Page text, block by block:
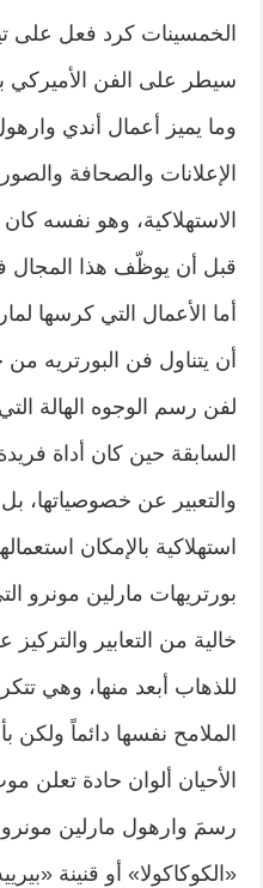
الخمسينات كرد فعل على
سيطر على الفن الأميركي
وما يميز أعمال أندي
الإعلانات والصحافة
الاستهلاكية، وهو نفسه
قبل أن يوظّف هذا المجال
أما الأعمال التي كرسها
أن يتناول فن البورتريه
لفن رسم الوجوه الهالة
السابقة حين كان أداة
والتعبير عن خصوصياتها،
استهلاكية بالإمكان
بورتريهات مارلين مونرو
خالية من التعابير
للذهاب أبعد منها، وهي
الملامح نفسها دائماً
الأحيان ألوان حادة تعلن
رسمَ وارهول مارلين مونرو
«الكوكاكولا» أو قنينة